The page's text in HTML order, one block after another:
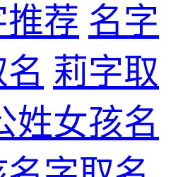
荐 名字
莉字取
姓女孩名